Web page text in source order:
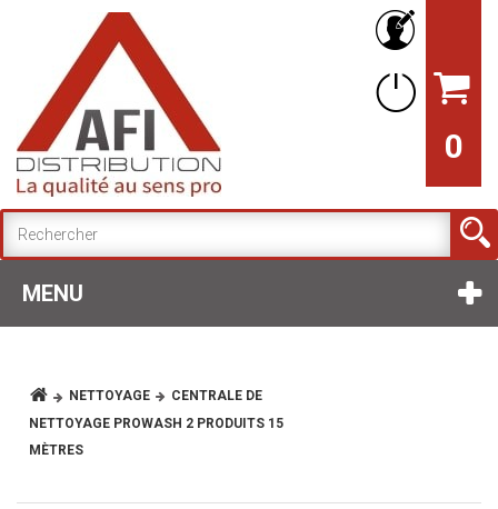
0
MENU
NETTOYAGE
CENTRALE DE
NETTOYAGE PROWASH 2 PRODUITS 15
MÈTRES